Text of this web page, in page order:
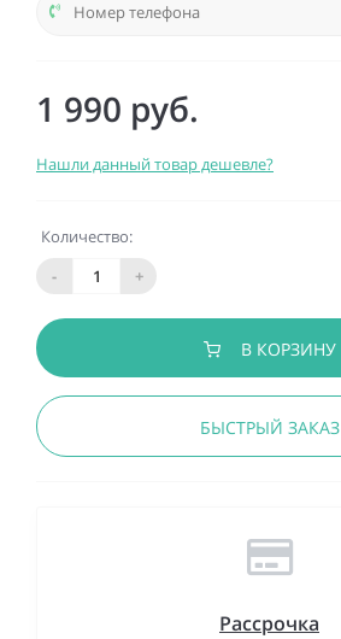
1 990 руб.
Нашли данный товар дешевле?
Количество:
-
+
В КОРЗИНУ
БЫСТРЫЙ ЗАКАЗ
Рассрочка